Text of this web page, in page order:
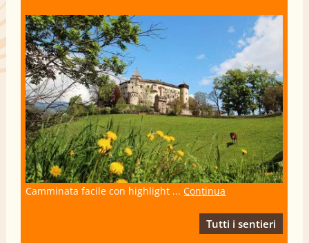
Camminata facile con highlight ...Continua
Tutti i sentieri